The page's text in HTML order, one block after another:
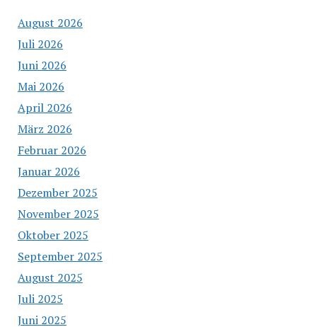
August 2026
Juli 2026
Juni 2026
Mai 2026
April 2026
März 2026
Februar 2026
Januar 2026
Dezember 2025
November 2025
Oktober 2025
September 2025
August 2025
Juli 2025
Juni 2025